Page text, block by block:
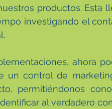
productos. Esta
investigando el
ahora
un control de
permitiéndonos
al verdadero